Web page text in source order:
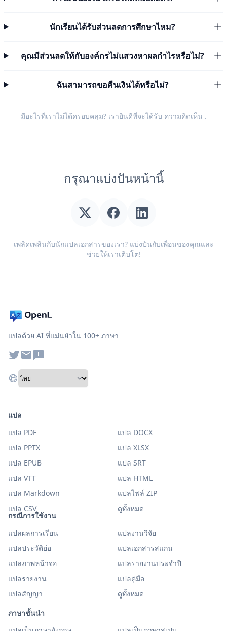
นักเรียนได้รับส่วนลดการศึกษาไหม?
คุณมีส่วนลดให้กับองค์กรไม่แสวงหาผลกำไรหรือไม่?
ฉันสามารถขอคืนเงินได้หรือไม่?
มีอะไรที่เราไม่ได้ครอบคลุม? เรายินดีที่จะได้รับ ความคิดเห็น .
กรุณาแบ่งปันหน้านี้
เพลิดเพลินกับนักแปลเอกสารของเรา? แบ่งปันกับเพื่อนของคุณและ
ช่วยให้เราเติบโต!
แปลด้วย AI ที่แม่นยำใน 100+ ภาษา
กรณีการใช้งาน
แปลผลการเรียน
แปลงานวิจัย
แปลประวัติย่อ
แปลเอกสารสแกน
แปลภาพหน้าจอ
แปลรายงานประจำปี
แปลรายงาน
แปลคู่มือ
แปลสัญญา
ดูทั้งหมด
ภาษาชั้นนำ
แปล
แปล PDF
แปล DOCX
แปล PPTX
แปล XLSX
แปล EPUB
แปล SRT
แปล VTT
แปล HTML
แปล Markdown
แปลไฟล์ ZIP
แปล CSV
ดูทั้งหมด